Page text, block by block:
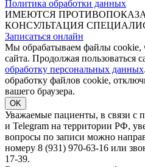
Политика обработки данных
ИМЕЮТСЯ
КОНСУЛЬТАЦИЯ
Записаться онлайн
Мы обрабатываем файлы cookie,
сайта. Продолжая пользоваться
обработку персональных данных
обработку файлов cookie,
вашего браузера.
OK
Уважаемые пациенты, в связи с
и Telegram на территории РФ,
вопросы по записи можно
номеру 8 (931) 970-63-16 или
17-39.